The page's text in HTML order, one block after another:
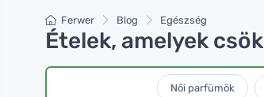
Ferwer Blog Egészség
Ételek, amelyek
Női parfümök